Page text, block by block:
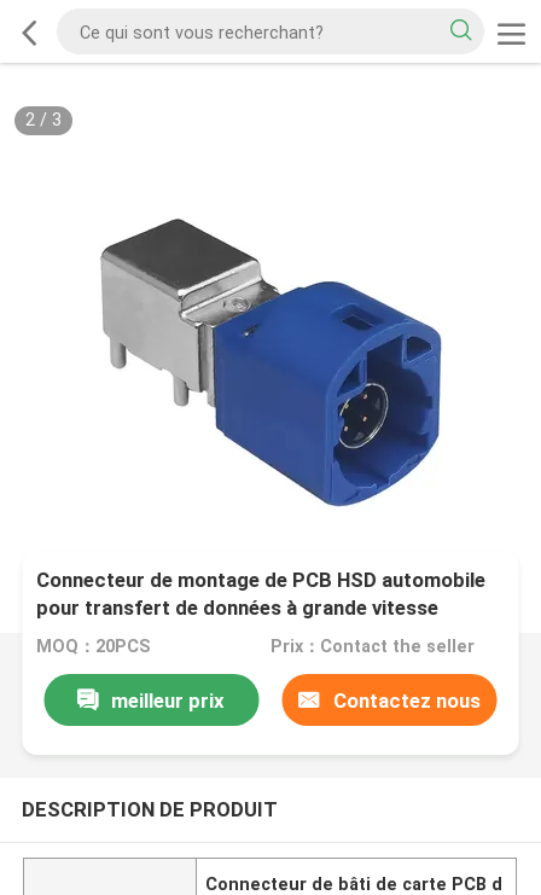
2/ 3
Connecteur de montage de PCB HSD automobile
pour transfert de données à grande vitesse
MOQ：20PCS Prix：Contact the seller
meilleur prix Contactez nous
DESCRIPTION DE PRODUIT
Connecteur de bâti de carte PCB d